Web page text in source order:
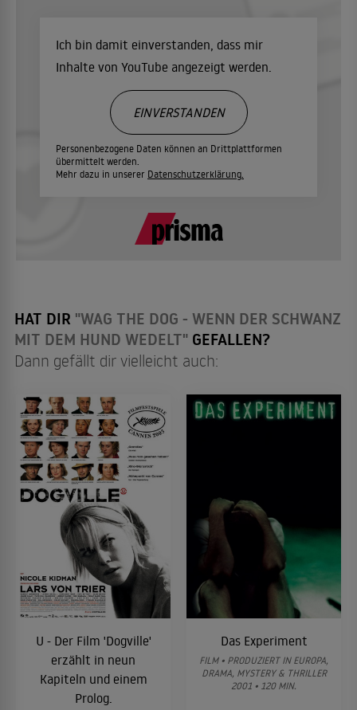
Ich bin damit einverstanden, dass mir
Inhalte von YouTube angezeigt werden.
Personenbezogene Daten können an Drittplattformen
übermittelt werden.
Mehr dazu in unserer Datenschutzerklärung.
EINVERSTANDEN
HAT DIR "WAG THE DOG - WENN DER SCHWANZ
MIT DEM HUND WEDELT" GEFALLEN?
Dann gefällt dir vielleicht auch:
U - Der Film 'Dogville'
erzählt in neun
Kapiteln und einem
Prolog.
Das Experiment
FILM • PRODUZIERT IN EUROPA,
DRAMA, MYSTERY & THRILLER
2001 • 120 MIN.